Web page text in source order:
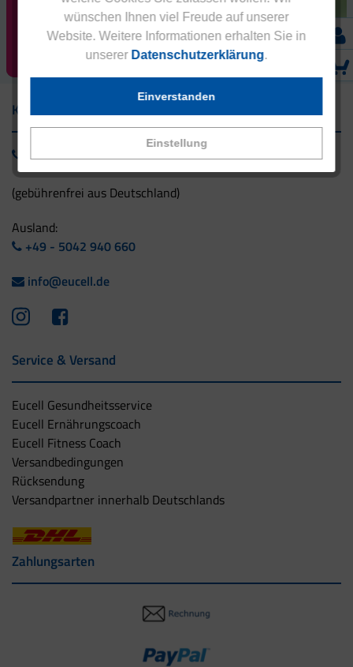
wünschen Ihnen viel Freude auf unserer
Website. Weitere Informationen erhalten Sie in
unserer Datenschutzerklärung.
Einstellung
Einverstanden
auf Ihren ersten
Kontakt
0800 - 1 38 23 55
(gebührenfrei aus Deutschland)
Ausland:
+49 - 5042 940 660
info@eucell.de
Service & Versand
Eucell Gesundheitsservice
Eucell Ernährungscoach
Eucell Fitness Coach
Versandbedingungen
Rücksendung
Versandpartner innerhalb Deutschlands
Zahlungsarten